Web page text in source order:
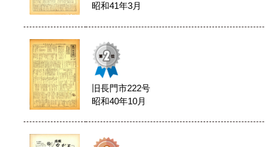
昭和41年3月
旧長門市222号
昭和40年10月